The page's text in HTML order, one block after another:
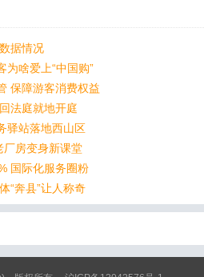
据情况
为啥爱上“中国购”
保障游客消费权益
法庭就地开庭
驿站落地西山区
厂房变身新课堂
国际化服务圈粉
“奔县”让人称奇